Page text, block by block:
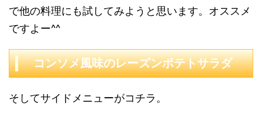
で他の料理にも試してみようと思います。オススメ
ですよー^^
コンソメ風味のレーズンポテトサラダ
そしてサイドメニューがコチラ。